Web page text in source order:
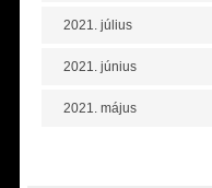
2021. július
2021. június
2021. május